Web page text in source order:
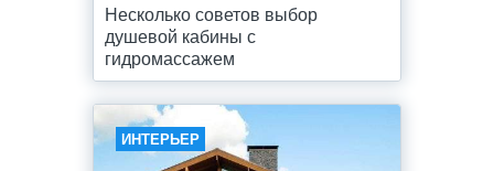
Несколько советов выбор
душевой кабины с
гидромассажем
ИНТЕРЬЕР